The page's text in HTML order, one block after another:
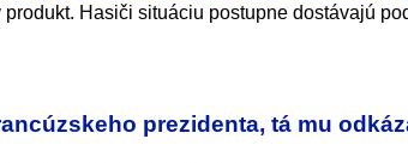
Hasiči situáciu postupne dostávajú
prezidenta, tá mu